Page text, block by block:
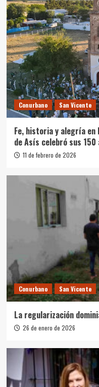
Conurbano San Vicente
Fe, historia y alegría en
de Asís celebró sus 150
11 de febrero de 2026
Conurbano San Vicente
La regularización
26 de enero de 2026